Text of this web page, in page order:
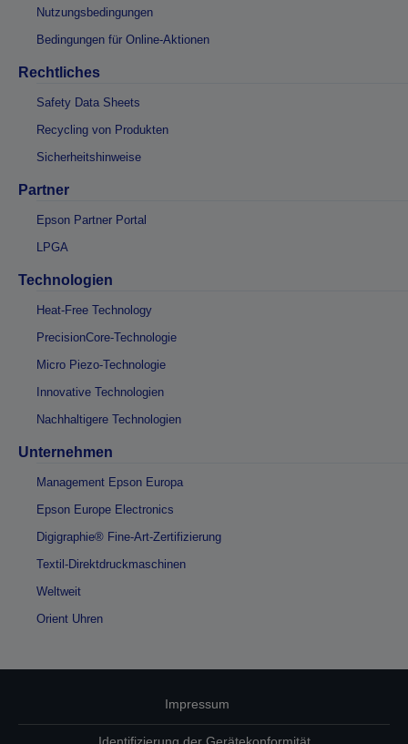
Nutzungsbedingungen
Bedingungen für Online-Aktionen
Rechtliches
Safety Data Sheets
Recycling von Produkten
Sicherheitshinweise
Partner
Epson Partner Portal
LPGA
Technologien
Heat-Free Technology
PrecisionCore-Technologie
Micro Piezo-Technologie
Innovative Technologien
Nachhaltigere Technologien
Unternehmen
Management Epson Europa
Epson Europe Electronics
Digigraphie® Fine-Art-Zertifizierung
Textil-Direktdruckmaschinen
Weltweit
Orient Uhren
Impressum